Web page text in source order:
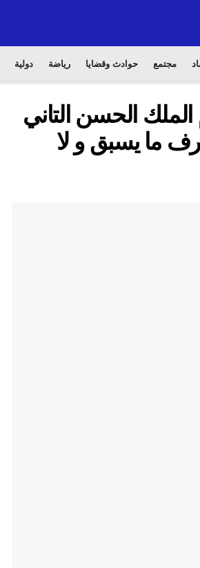
مجتمع حوادث وقضايا رياضة دولية
الحسن التاني
ما يسبق و لا